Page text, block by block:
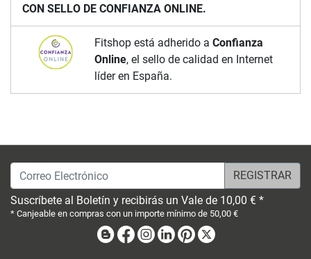
CON SELLO DE CONFIANZA ONLINE.
Fitshop está adherido a Confianza
Online, el sello de calidad en Internet
líder en España.
Correo Electrónico
Suscríbete al Boletín y recibirás un Vale de 10,00 € *
* Canjeable en compras con un importe mínimo de 50,00 €
BlogFacebook
Instagram
LinkedinPinterest